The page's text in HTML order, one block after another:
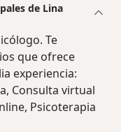
de Lina
Te
que ofrece
experiencia:
Consulta virtual
Psicoterapia